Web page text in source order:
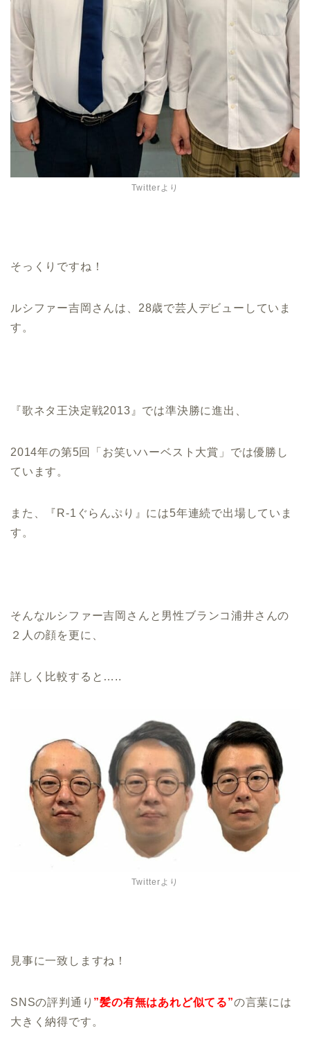
Twitterより
そっくりですね！
ルシファー吉岡さんは、28歳で芸人デビューしていま
す。
『歌ネタ王決定戦2013』では準決勝に進出、
2014年の第5回「お笑いハーベスト大賞」では優勝し
ています。
また、『R-1ぐらんぷり』には5年連続で出場していま
す。
そんなルシファー吉岡さんと男性ブランコ浦井さんの
２人の顔を更に、
詳しく比較すると…..
Twitterより
見事に一致しますね！
SNSの評判通り ”髪の有無はあれど似てる”の言葉には
大きく納得です。